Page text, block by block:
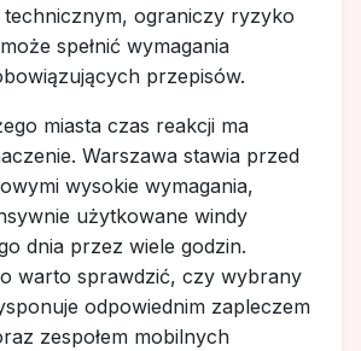
ograniczy ryzyko
spełnić wymagania
przepisów.
miasta czas reakcji ma
Warszawa stawia przed
wysokie wymagania,
użytkowane windy
dnia przez wiele godzin.
warto sprawdzić, czy wybrany
odpowiednim zapleczem
zespołem mobilnych